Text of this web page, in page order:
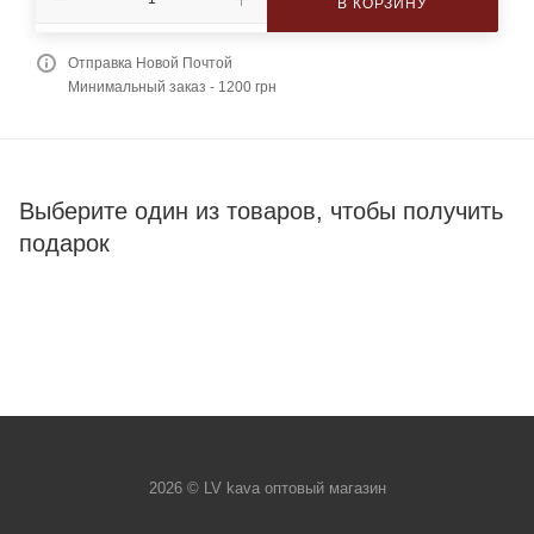
В КОРЗИНУ
Отправка Новой Почтой
Минимальный заказ - 1200 грн
Выберите один из товаров, чтобы получить
подарок
2026 © LV kava оптовый магазин